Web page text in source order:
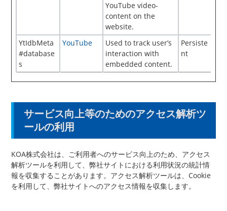
YouTube video-
content on the
website.
YtIdbMeta
#database
s
YouTube
Used to track user’s
interaction with
embedded content.
Persiste
nt
サービス向上等のためのアクセス解析ツ
ールの利用
KOA株式会社は、ご利用者へのサービス向上のため、アクセス
解析ツールを利用して、弊社サイトにおける利用状況の統計情
報を収集することがあります。アクセス解析ツールは、Cookie
を利用して、弊社サイトへのアクセス情報を収集します。